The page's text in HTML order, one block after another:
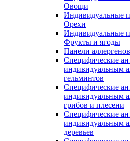
Овощи
Индивидуальные
Орехи
Индивидуальные
Фрукты и ягоды
Панели
Специфические
индивидуальным
гельминтов
Специфические
индивидуальным
грибов и плесени
Специфические
индивидуальным
деревьев